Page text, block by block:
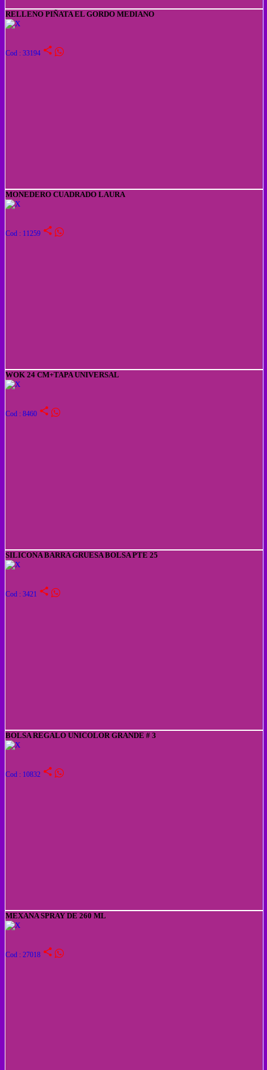
RELLENO PIÑATA EL GORDO MEDIANO
Cod : 33194 share
MONEDERO CUADRADO LAURA
Cod : 11259 share
WOK 24 CM+TAPA UNIVERSAL
Cod : 8460 share
SILICONA BARRA GRUESA BOLSA PTE 25
Cod : 3421 share
BOLSA REGALO UNICOLOR GRANDE # 3
Cod : 10832 share
MEXANA SPRAY DE 260 ML
Cod : 27018 share